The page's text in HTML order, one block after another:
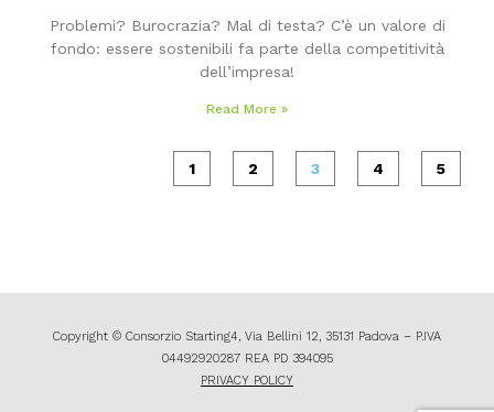
Problemi? Burocrazia? Mal di testa? C’è un valore di
fondo: essere sostenibili fa parte della competitività
dell’impresa!
Read More »
1 2 3 4 5
Copyright © Consorzio Starting4, Via Bellini 12, 35131 Padova – P.IVA
04492920287 REA PD 394095
PRIVACY POLICY